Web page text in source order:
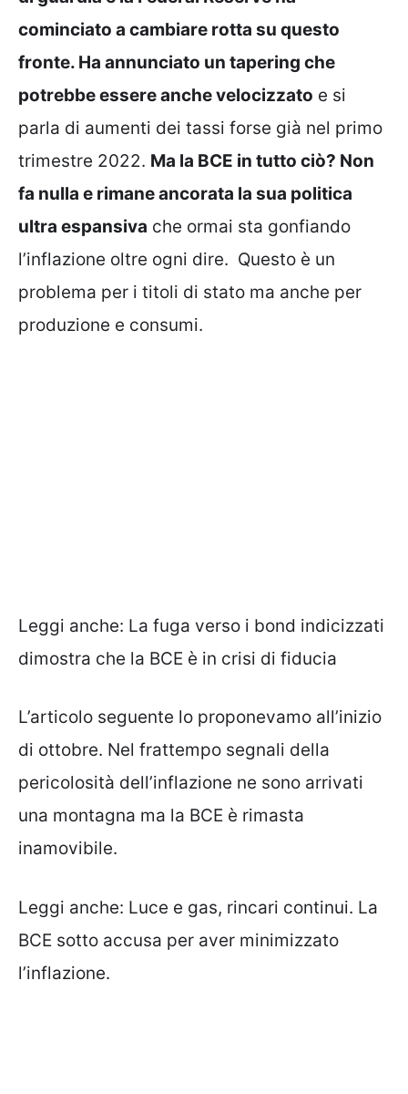
cominciato a cambiare rotta su questo
fronte. Ha annunciato un tapering che
potrebbe essere anche velocizzato e si
parla di aumenti dei tassi forse già nel primo
trimestre 2022. Ma la BCE in tutto ciò? Non
fa nulla e rimane ancorata la sua politica
ultra espansiva che ormai sta gonfiando
l’inflazione oltre ogni dire. Questo è un
problema per i titoli di stato ma anche per
produzione e consumi.
Leggi anche: La fuga verso i bond indicizzati
dimostra che la BCE è in crisi di fiducia
L’articolo seguente lo proponevamo all’inizio
di ottobre. Nel frattempo segnali della
pericolosità dell’inflazione ne sono arrivati
una montagna ma la BCE è rimasta
inamovibile.
Leggi anche: Luce e gas, rincari continui. La
BCE sotto accusa per aver minimizzato
l’inflazione.